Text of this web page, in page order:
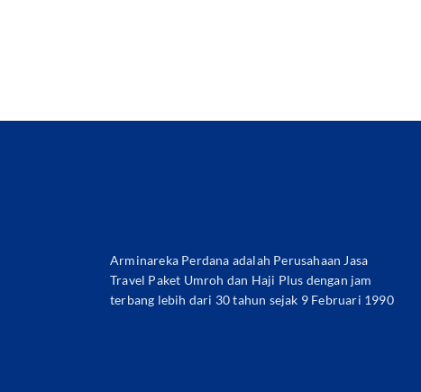
Arminareka Perdana adalah Perusahaan Jasa
Travel Paket Umroh dan Haji Plus dengan jam
terbang lebih dari 30 tahun sejak 9 Februari 1990